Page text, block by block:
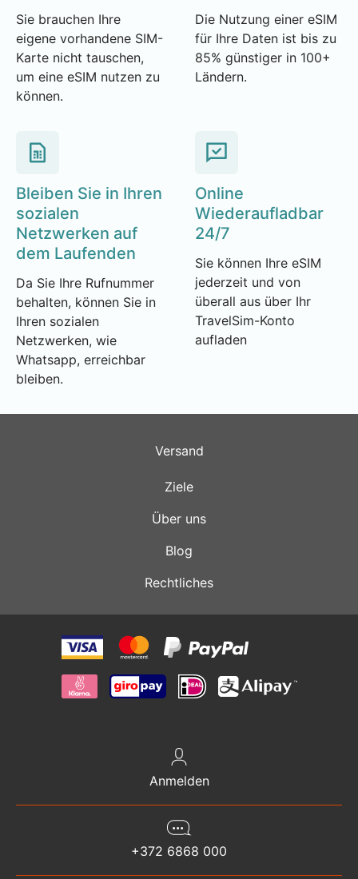
Sie brauchen Ihre
eigene vorhandene SIM-
Karte nicht tauschen,
um eine eSIM nutzen zu
können.
Die Nutzung einer eSIM
für Ihre Daten ist bis zu
85% günstiger in 100+
Ländern.
Bleiben Sie in Ihren
sozialen
Netzwerken auf
dem Laufenden
Da Sie Ihre Rufnummer
behalten, können Sie in
Ihren sozialen
Netzwerken, wie
Whatsapp, erreichbar
bleiben.
Online
Wiederaufladbar
24/7
Sie können Ihre eSIM
jederzeit und von
überall aus über Ihr
TravelSim-Konto
aufladen
Versand
Ziele
Über uns
Blog
Rechtliches
Anmelden
+372 6868 000